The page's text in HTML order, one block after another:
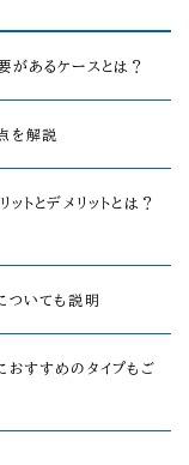
があるケースとは？
を解説
トとデメリットとは？
ついても説明
おすすめのタイプもご